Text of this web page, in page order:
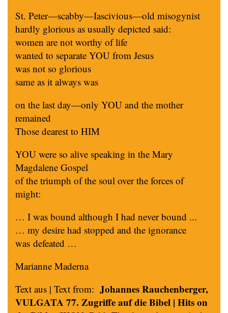
St. Peter—scabby—Iascivious—old misogynist
hardly glorious as usually depicted said:
women are not worthy of life
wanted to separate YOU from Jesus
was not so glorious
same as it always was
on the last day—only YOU and the mother
remained
Those dearest to HIM
YOU were so alive speaking in the Mary
Magdalene Gospel
of the triumph of the soul over the forces of
might:
… I was bound although I had never bound ...
… my desire had stopped and the ignorance
was defeated …
Marianne Maderna
Text aus | Text from: Johannes Rauchenberger,
VULGATA 77. Zugriffe auf die Bibel | Hits on